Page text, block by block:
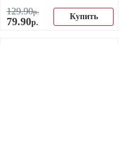
129.90р.
79.90р.
Купить